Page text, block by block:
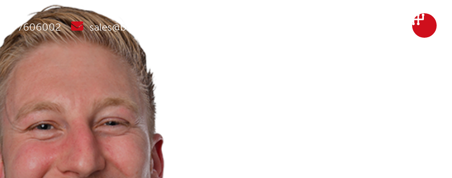
085-7606002 sales@b-mobility.nl